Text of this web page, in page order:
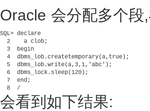
Oracle 会分配多个
SQL> declare
2    a clob;
3  begin
4  dbms_lob.createtemporary(a,true);
5  dbms_lob.write(a,3,1,'abc');
6  dbms_lock.sleep(120);
7  end;
8  /
会看到如下结果: